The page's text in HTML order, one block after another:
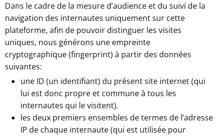
Dans le cadre de la mesure d’audience et du suivi de la
navigation des internautes uniquement sur cette
plateforme, afin de pouvoir distinguer les visites
uniques, nous générons une empreinte
cryptographique (fingerprint) à partir des données
suivantes:
une ID (un identifiant) du présent site internet (qui
lui est donc propre et commune à tous les
internautes qui le visitent).
les deux premiers ensembles de termes de l’adresse
IP de chaque internaute (qui est utilisée pour